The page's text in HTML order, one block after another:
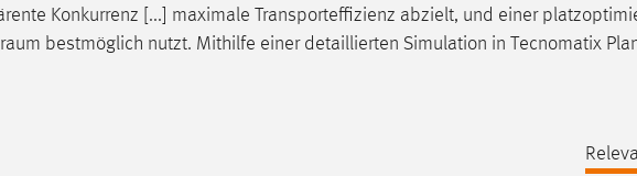
Konkurrenz [...] maximale Transporteffizienz abzielt, und einer
bestmöglich nutzt. Mithilfe einer detaillierten Simulation in Tecnomatix
= 3